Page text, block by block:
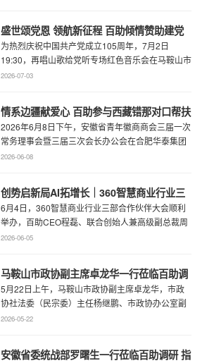
盛世颂党恩 领航新征程 百助倾情赞助建党
105周年文艺展演
为热烈庆祝中国共产党成立105周年，7月2日
19:30，再唱山歌给党听专场红色音乐会在马鞍山市
工人文化宫职工剧场精彩上演。本场音乐会由 ...
2026-07-03
情系边疆献爱心 百助参与西藏错那对口帮扶
行动
2026年6月8日下午，安徽省青年徽商商会三届一次
常务理事会暨三届三次会长办公会在合肥华泰集团
召开。...
2026-06-08
创势启新局AI拓增长｜360智慧商业行业三
部合作伙伴大会圆满召开
6月4日，360智慧商业行业三部合作伙伴大会顺利
举办，百助CEO程磊、联合创始人兼高级副总裁周
慧受邀参会，与360集团副总裁黄剑及行业各合作
2026-06-05
马鞍山市政协副主席卓龙华一行莅临百助调
研指导工作
5月22日上午，马鞍山市政协副主席卓龙华，市政
协社法委（民宗委）主任杨继鹏、市政协办公室副
主任何慧、市政协专委会综合五科副科长 ...
2026-05-22
安徽省委统战部罗曙生一行莅临百助调研 指